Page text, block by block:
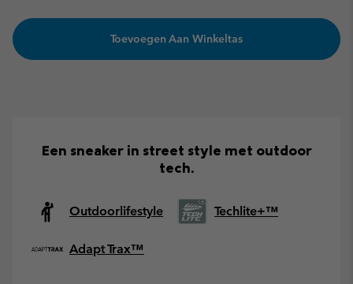
Toevoegen Aan Winkeltas
Een sneaker in street style met outdoor
tech.
Outdoorlifestyle Techlite+™
Adapt Trax™